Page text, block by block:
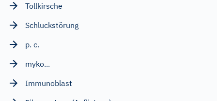
Tollkirsche
Schluckstörung
p. c.
myko...
Immunoblast